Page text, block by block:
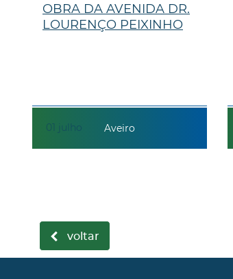
01 julho
OBRA DA AVENIDA DR.
LOURENÇO PEIXINHO
Aveiro
voltar